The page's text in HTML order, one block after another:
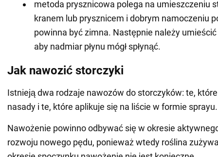
metoda prysznicowa polega na umieszczeniu
kranem lub prysznicem i dobrym namoczeniu
powinna być zimna. Następnie należy
aby nadmiar płynu mógł spłynąć.
Jak nawozić storczyki
Istnieją dwa rodzaje nawozów do storczyków: te,
nasady i te, które aplikuje się na liście w formie sprayu.
Nawożenie powinno odbywać się w okresie
rozwoju nowego pędu, ponieważ wtedy roślina